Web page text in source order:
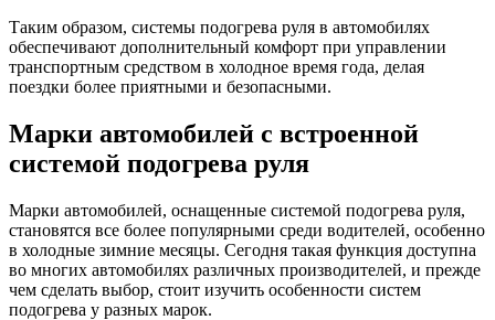
Таким образом, системы подогрева руля в автомобилях
обеспечивают дополнительный комфорт при управлении
транспортным средством в холодное время года, делая
поездки более приятными и безопасными.
Марки автомобилей с встроенной
системой подогрева руля
Марки автомобилей, оснащенные системой подогрева руля,
становятся все более популярными среди водителей, особенно
в холодные зимние месяцы. Сегодня такая функция доступна
во многих автомобилях различных производителей, и прежде
чем сделать выбор, стоит изучить особенности систем
подогрева у разных марок.